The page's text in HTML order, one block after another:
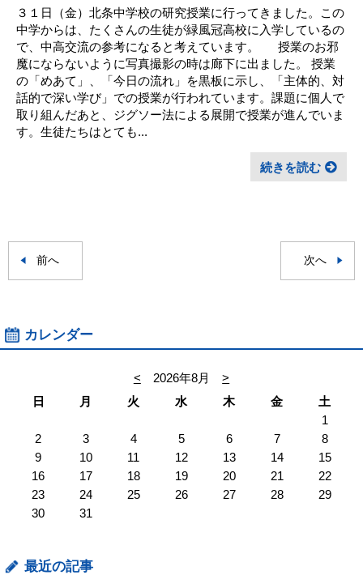
３１日（金）北条中学校の研究授業に行ってきました。この
中学からは、たくさんの生徒が緑風冠高校に入学しているの
で、中高交流の参考になると考えています。 授業のお邪
魔にならないように写真撮影の時は廊下に出ました。 授業
の「めあて」、「今日の流れ」を黒板に示し、「主体的、対
話的で深い学び」での授業が行われています。課題に個人で
取り組んだあと、ジグソー法による展開で授業が進んでいま
す。生徒たちはとても...
続きを読む
前へ 次へ
カレンダー
< 2026年8月
>
日
月 火 水 木 金
土
1
2
3 4 5 6 7
8
9
10 11 12 13 14
15
16
17 18 19 20 21
22
23
24 25 26 27 28
29
30
31
最近の記事